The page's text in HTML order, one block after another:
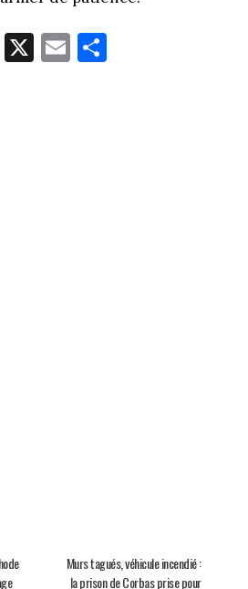
X E
m
Pa
rt
Murs tagués, véhicule incendié :
la prison de Corbas prise pour